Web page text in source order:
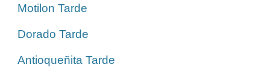
Motilon Tarde
Dorado Tarde
Antioqueñita Tarde